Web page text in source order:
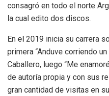
consagró en todo el norte
la cual edito dos discos.
En el 2019 inicia su carrera
primera “Anduve corriendo
Caballero, luego “Me
de autoría propia y con sus
gran cantidad de visitas en